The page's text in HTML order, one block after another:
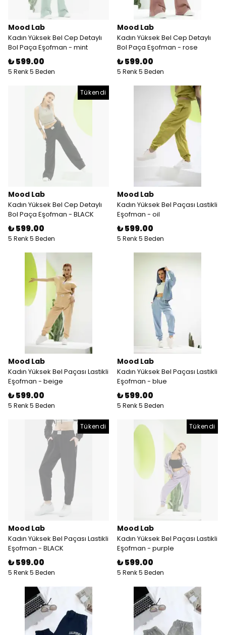
Mood Lab
Kadın Yüksek Bel Cep Detaylı
Bol Paça Eşofman - mint
₺ 599.00
5 Renk 5 Beden
Mood Lab
Kadın Yüksek Bel Cep Detaylı
Bol Paça Eşofman - rose
₺ 599.00
5 Renk 5 Beden
Tükendi
Mood Lab
Kadın Yüksek Bel Cep Detaylı
Bol Paça Eşofman - BLACK
₺ 599.00
5 Renk 5 Beden
Mood Lab
Kadın Yüksek Bel Paçası Lastikli
Eşofman - oil
₺ 599.00
5 Renk 5 Beden
Mood Lab
Kadın Yüksek Bel Paçası Lastikli
Eşofman - beige
₺ 599.00
5 Renk 5 Beden
Mood Lab
Kadın Yüksek Bel Paçası Lastikli
Eşofman - blue
₺ 599.00
5 Renk 5 Beden
Tükendi
Mood Lab
Kadın Yüksek Bel Paçası Lastikli
Eşofman - BLACK
₺ 599.00
5 Renk 5 Beden
Tükendi
Mood Lab
Kadın Yüksek Bel Paçası Lastikli
Eşofman - purple
₺ 599.00
5 Renk 5 Beden